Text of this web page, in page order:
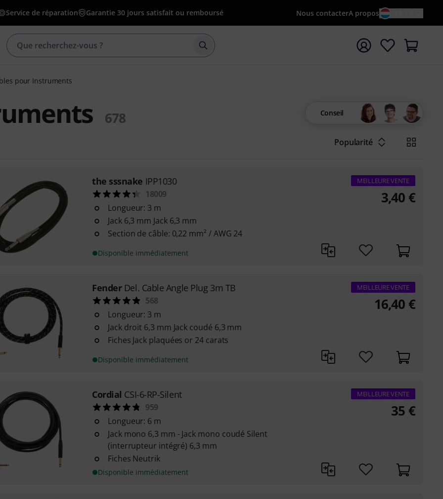
Service de réparation Garantie 30 jours satisfait ou remboursé Nous contacterA propos
Démarrer la recherche avec le terme de recherche
pour Instruments
678 Conseil
Popularité
the sssnake IPP1030
18009
Longueur: 3 m
Jack 6,3 mm Jack 6,3 mm
Section de câble: 0,22 mm² / AWG 24
Disponible immédiatement
MEILLEURE VENTE
3,40 €
Fender Del. Cable Angle Plug 3m TB
568
Longueur: 3 m
Jack droit 6,3 mm Jack coudé 6,3 mm
Fiches Jack plaquées or 24 carats
Disponible immédiatement
MEILLEURE VENTE
16,40 €
Cordial CSI-6-RP-Silent
959
Longueur: 6 m
Jack mono 6,3 mm - Jack mono coudé Silent
(interrupteur intégré) 6,3 mm
Fiches Neutrik
Disponible immédiatement
MEILLEURE VENTE
35 €